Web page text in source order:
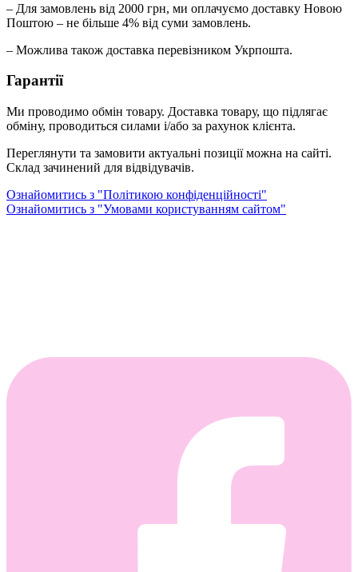
– Для замовлень від 2000 грн, ми оплачуємо доставку Новою
Поштою – не більше 4% від суми замовлень.
– Можлива також доставка перевізником Укрпошта.
Гарантії
Ми проводимо обмін товару. Доставка товару, що підлягає
обміну, проводиться силами і/або за рахунок клієнта.
Переглянути та замовити актуальні позиції можна на сайті.
Склад зачинений для відвідувачів.
Ознайомитись з "Політикою конфіденційності"
Ознайомитись з "Умовами користуванням сайтом"